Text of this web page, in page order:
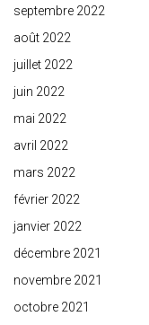
septembre 2022
août 2022
juillet 2022
juin 2022
mai 2022
avril 2022
mars 2022
février 2022
janvier 2022
décembre 2021
novembre 2021
octobre 2021